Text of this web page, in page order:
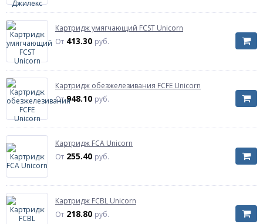
Картридж умягчающий FCST Unicorn
От 413.30 руб.
Картридж обезжелезивания FCFE Unicorn
От948.10 руб.
Картридж FCA Unicorn
От 255.40 руб.
Картридж FCBL Unicorn
От 218.80 руб.